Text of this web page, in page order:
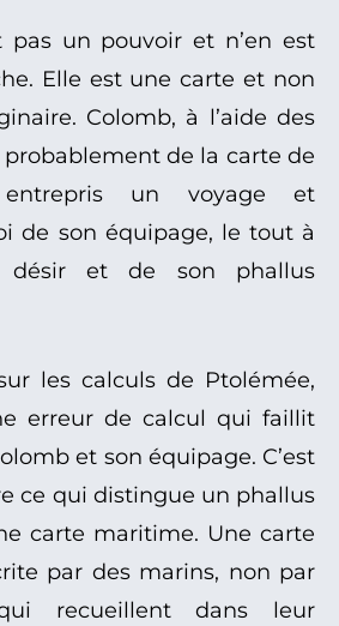
pas un pouvoir et n’en est
Elle est une carte et non
Colomb, à l’aide des
de la carte de
entrepris un voyage et
de son équipage, le tout à
et de son phallus
les calculs de Ptolémée,
erreur de calcul qui faillit
et son équipage. C’est
ce qui distingue un phallus
carte maritime. Une carte
par des marins, non par
recueillent dans leur